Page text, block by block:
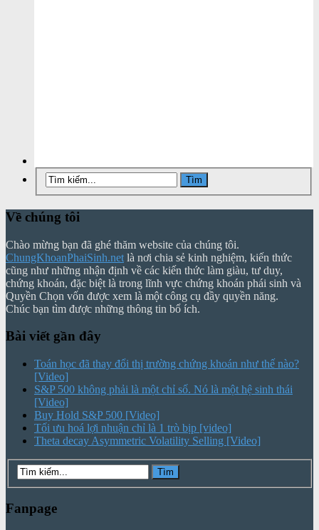
Về chúng tôi
Chào mừng bạn đã ghé thăm website của chúng tôi.
ChungKhoanPhaiSinh.net là nơi chia sẻ kinh nghiệm, kiến thức
cũng như những nhận định về các kiến thức làm giàu, tư duy,
chứng khoán, đặc biệt là trong lĩnh vực chứng khoán phái sinh và
Quyền Chọn vốn được xem là một công cụ đầy quyền năng.
Chúc bạn tìm được những thông tin bổ ích.
Bài viết gần đây
Toán học đã thay đổi thị trường chứng khoán như thế nào?
[Video]
S&P 500 không phải là một chỉ số. Nó là một hệ sinh thái
[Video]
Buy Hold S&P 500 [Video]
Tối ưu hoá lợi nhuận chỉ là 1 trò bịp [video]
Theta decay Asymmetric Volatility Selling [Video]
Fanpage